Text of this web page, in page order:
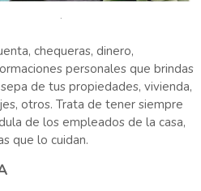
.
chequeras, dinero,
personales que brindas
de tus propiedades, vivienda,
otros. Trata de tener siempre
de los empleados de la casa,
que lo cuidan.